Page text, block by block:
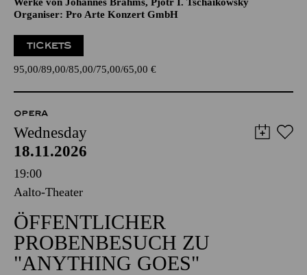
Organiser: Pro Arte Konzert GmbH
TICKETS
95,00 89,00 85,00 75,00 65,00 €
OPERA
Wednesday
18.11.2026
19:00
Aalto-Theater
ÖFFENTLICHER
PROBENBESUCH ZU
"ANYTHING GOES"